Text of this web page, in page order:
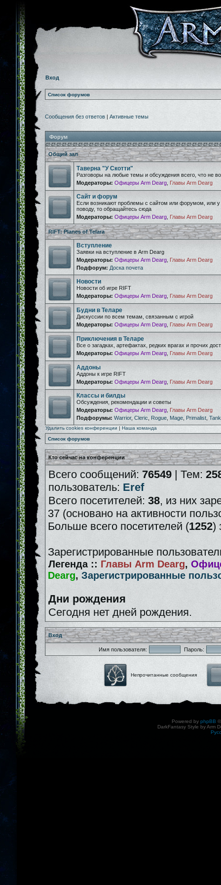
Вход
Список форумов
Сообщения без ответов | Активные темы
Форум
Общий зал
Таверна "У Скотти"
Разговоры на любые темы и обсуждения всего, что не
Модераторы: Офицеры Arm Dearg Главы Arm Dearg
Сайт и форум
Если возникают проблемы с сайтом или форумом, или у
поводу, то обращайтесь сюда
Модераторы: Офицеры Arm Dearg Главы Arm Dearg
RIFT: Planes of Telara
Вступление
Заявки на вступление в Arm Dearg
Модераторы: Офицеры Arm Dearg Главы Arm Dearg
Подфорум: Доска почета
Новости
Новости об игре RIFT
Модераторы: Офицеры Arm Dearg Главы Arm Dearg
Будни в Теларе
Дискуссии по всем темам, связанным с игрой
Модераторы: Офицеры Arm Dearg Главы Arm Dearg
Приключения в Теларе
Все о загадках, артефактах, редких врагах и прочих
Модераторы: Офицеры Arm Dearg Главы Arm Dearg
Аддоны
Аддоны к игре RIFT
Модераторы: Офицеры Arm Dearg Главы Arm Dearg
Классы и билды
Обсуждения, рекомендации и советы
Модераторы: Офицеры Arm Dearg Главы Arm Dearg
Подфорумы: Warrior, Cleric Rogue Mage Primalist Tank
Удалить cookies конференции | Наша команда
Список форумов
Кто сейчас на конференции
Всего сообщений: 76549 | Тем:
пользователь: Eref
Всего посетителей: 38, из них
37 (основано на активности
Больше всего посетителей (1252)
Зарегистрированные
Легенда :: Главы Arm Dearg,
Dearg, Зарегистрированные
Дни рождения
Сегодня нет дней рождения.
Вход
Имя пользователя: Пароль:
Непрочитанные сообщения
Powered by phpBB
DarkFantasy Style by Arm